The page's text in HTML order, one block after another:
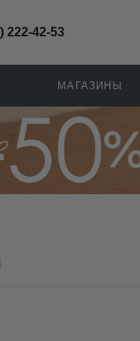
222-42-53
МАГАЗИНЫ